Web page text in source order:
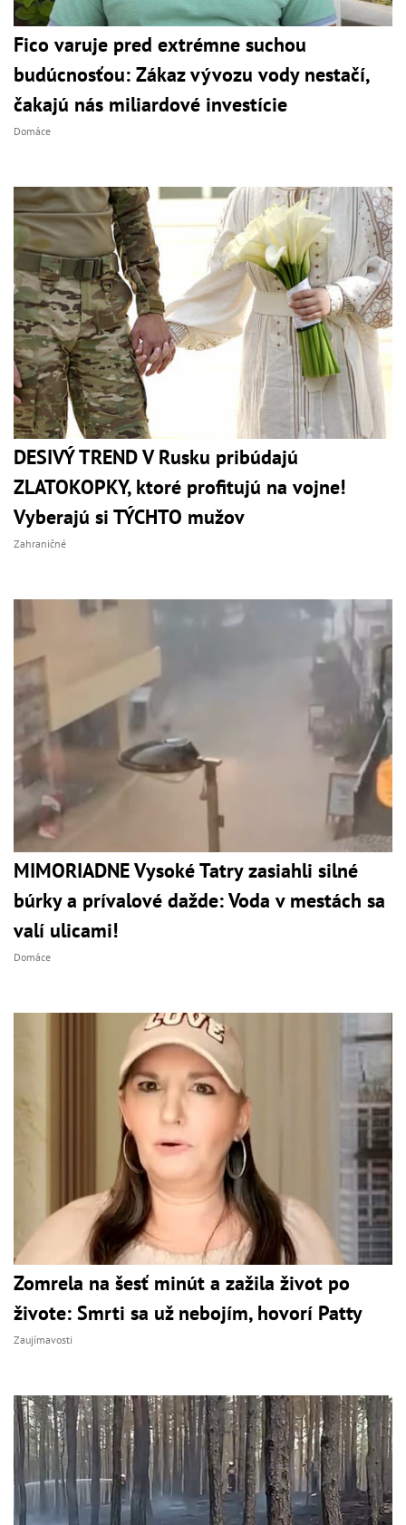
Fico varuje pred extrémne suchou
budúcnosťou: Zákaz vývozu vody nestačí,
čakajú nás miliardové investície
Domáce
DESIVÝ TREND V Rusku pribúdajú
ZLATOKOPKY, ktoré profitujú na vojne!
Vyberajú si TÝCHTO mužov
Zahraničné
MIMORIADNE Vysoké Tatry zasiahli silné
búrky a prívalové dažde: Voda v mestách sa
valí ulicami!
Domáce
Zomrela na šesť minút a zažila život po
živote: Smrti sa už nebojím, hovorí Patty
Zaujímavosti